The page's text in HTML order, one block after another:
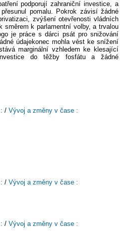
podporují zahraniční investice, a
pomalu. Pokrok závisí žádné
zvýšení otevřenosti vládních
směrem k parlamentní volby, a trvalou
je práce s dárci psát pro snižování
údajekonec mohla vést ke snížení
marginální vzhledem ke klesající
do těžby fosfátu a žádné
/ Vývoj a změny v čase :
/ Vývoj a změny v čase :
/ Vývoj a změny v čase :